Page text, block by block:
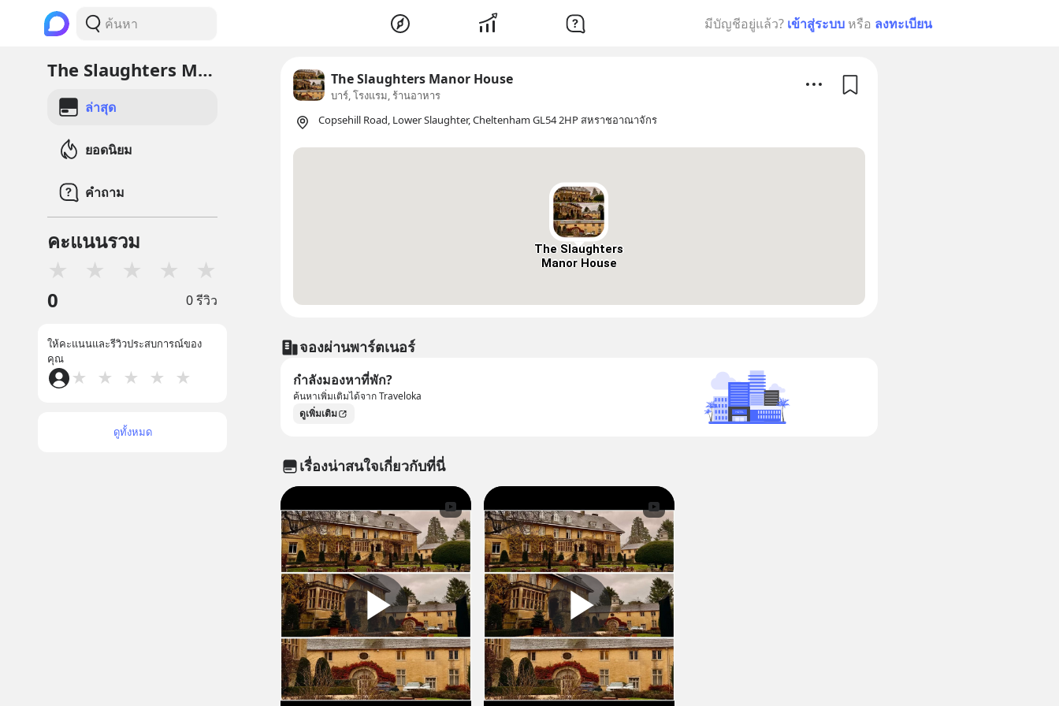
มีบัญชีอยู่แล้ว? เข้าสู่ระบบ หรือ ลงทะเบียน
The Slaughters Manor House
ล่าสุด
ยอดนิยม
คำถาม
คะแนนรวม
★ ★ ★ ★ ★
0 0 รีวิว
ให้คะแนนและรีวิวประสบการณ์ของ
คุณ
★ ★ ★ ★ ★
ดูทั้งหมด
The Slaughters Manor House
บาร์, โรงแรม, ร้านอาหาร
Copsehill Road, Lower Slaughter, Cheltenham GL54 2HP สหราชอาณาจักร
The Slaughters
Manor House
จองผ่านพาร์ตเนอร์
กำลังมองหาที่พัก?
ค้นหาเพิ่มเติมได้จาก Traveloka
ดูเพิ่มเติม
เรื่องน่าสนใจเกี่ยวกับที่นี่